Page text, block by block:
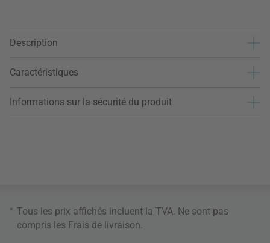
Description
Caractéristiques
Informations sur la sécurité du produit
* Tous les prix affichés incluent la TVA. Ne sont pas
compris les Frais de livraison